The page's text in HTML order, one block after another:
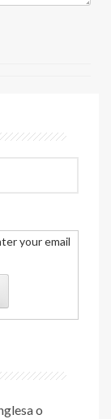
your email
o